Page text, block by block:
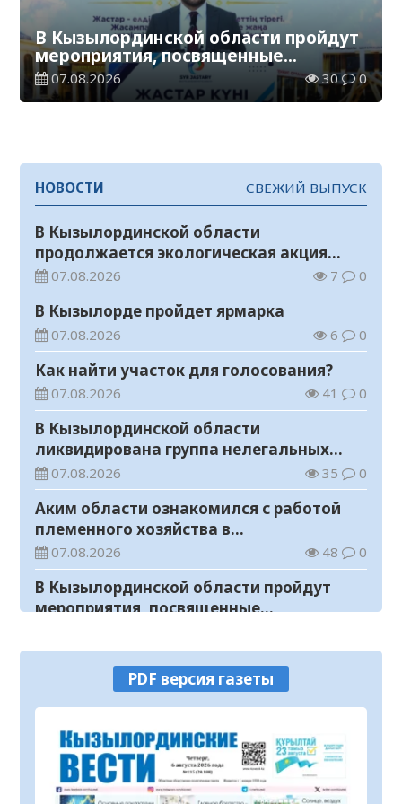
В Кызылординской области пройдут
мероприятия, посвященные
Международному дню молодежи
07.08.2026 30 0
НОВОСТИ СВЕЖИЙ ВЫПУСК
В Кызылординской области
продолжается экологическая акция
«Таза Қазақстан»
07.08.2026 7 0
В Кызылорде пройдет ярмарка
07.08.2026 6 0
Как найти участок для голосования?
07.08.2026 41 0
В Кызылординской области
ликвидирована группа нелегальных
добытчиков золота
07.08.2026 35 0
Аким области ознакомился с работой
племенного хозяйства в
Жанакорганском районе
07.08.2026 48 0
В Кызылординской области пройдут
мероприятия, посвященные
В Жанакорганском районе открылась
птицефабрика
07.08.2026 53 0
В Казахстане завершен ключевой этап
строительства Транскаспийской
волоконно-оптической линии связи
07.08.2026 24
PDF версия газеты